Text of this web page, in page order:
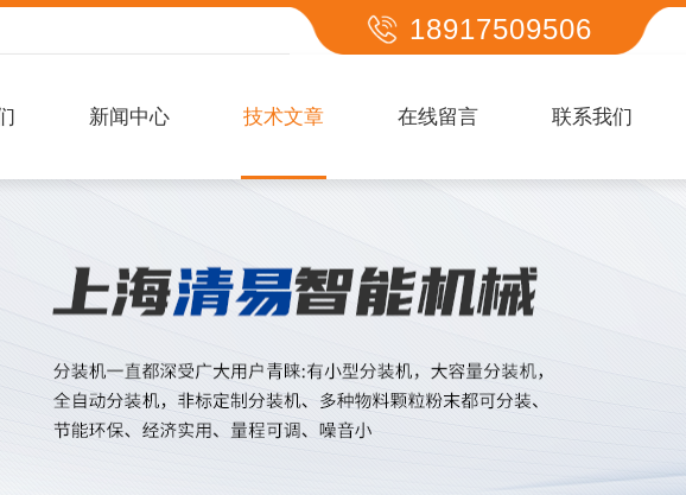
18917509506
新闻中心 技术文章 在线留言 联系我们